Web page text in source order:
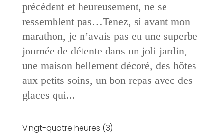
précèdent et heureusement, ne se
ressemblent pas…Tenez, si avant mon
marathon, je n’avais pas eu une superbe
journée de détente dans un joli jardin,
une maison bellement décoré, des hôtes
aux petits soins, un bon repas avec des
glaces qui...
Vingt-quatre heures (3)